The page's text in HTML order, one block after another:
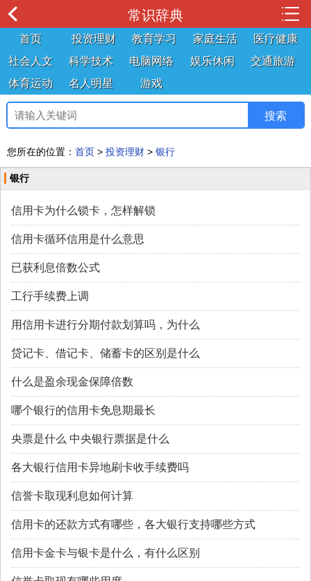
常识辞典
首页 投资理财 教育学习 家庭生活
医疗健康
社会人文
科学技术 电脑网络 娱乐休闲
交通旅游
体育运动
名人明星 游戏
您所在的位置： 首页 > 投资理财 > 银行
银行
信用卡为什么锁卡，怎样解锁
信用卡循环信用是什么意思
已获利息倍数公式
工行手续费上调
用信用卡进行分期付款划算吗，为什么
贷记卡、借记卡、储蓄卡的区别是什么
什么是盈余现金保障倍数
哪个银行的信用卡免息期最长
央票是什么 中央银行票据是什么
各大银行信用卡异地刷卡收手续费吗
信誉卡取现利息如何计算
信用卡的还款方式有哪些，各大银行支持哪些方式
信用卡金卡与银卡是什么，有什么区别